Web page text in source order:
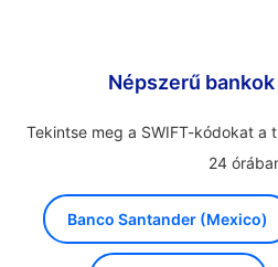
Népszerű
Tekintse meg a SWIFT-kódokat a
24
Banco Santander (Mexico)